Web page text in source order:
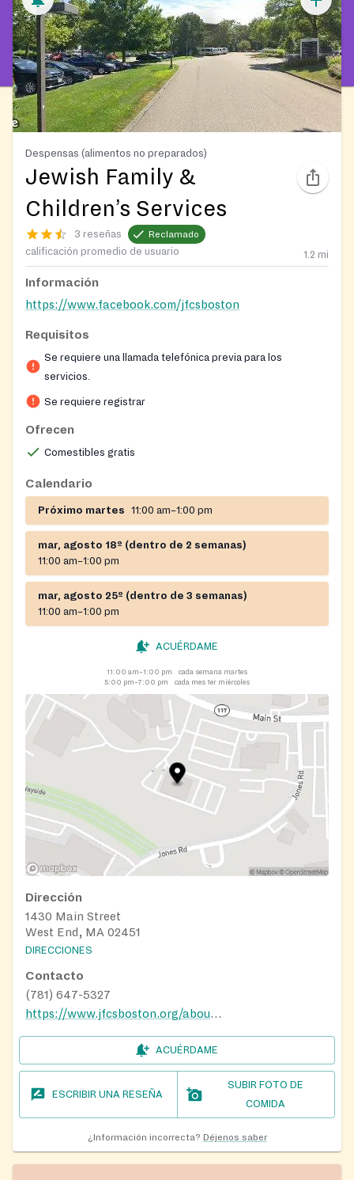
Despensas (alimentos no preparados)
Jewish Family &
Children’s Services
3 reseñas Reclamado
calificación promedio de usuario 1.2 mi
Información
https://www.facebook.com/jfcsboston
Requisitos
Se requiere una llamada telefónica previa para los
servicios.
Se requiere registrar
Ofrecen
Comestibles gratis
Calendario
Próximo martes 11:00 am–1:00 pm
mar, agosto 18º (dentro de 2 semanas)
11:00 am–1:00 pm
mar, agosto 25º (dentro de 3 semanas)
11:00 am–1:00 pm
ACUÉRDAME
11:00 am–1:00 pm
cada semana martes
5:00 pm–7:00 pm
cada mes 1er miércoles
Dirección
1430 Main Street
West End, MA 02451
DIRECCIONES
Contacto
(781) 647-5327
https://www.jfcsboston.org/about/about-jf-cs
ACUÉRDAME
ESCRIBIR UNA RESEÑA
SUBIR FOTO DE
COMIDA
¿Información incorrecta? Déjenos saber